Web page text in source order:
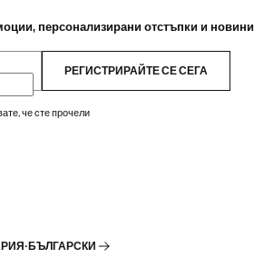
персонализирани отстъпки и новини
РЕГИСТРИРАЙТЕ СЕ СЕГА
че сте прочели
·БЪЛГАРСКИ